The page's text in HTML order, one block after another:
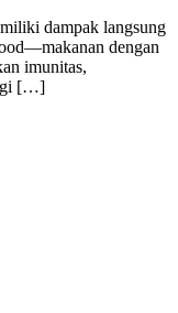
dampak langsung
dengan
imunitas,
[…]